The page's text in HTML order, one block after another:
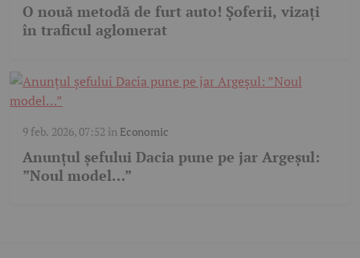
O nouă metodă de furt auto! Șoferii, vizați
în traficul aglomerat
9 feb. 2026, 07:52 în Economic
Anunțul șefului Dacia pune pe jar Argeșul:
”Noul model…”